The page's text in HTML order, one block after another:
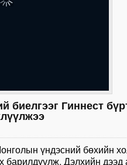
биелгээг Гиннест
үндэсний бөхийн
барилдуулж, Дэлхийн дээд